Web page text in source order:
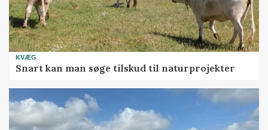
KVÆG
Snart kan man søge tilskud til naturprojekter